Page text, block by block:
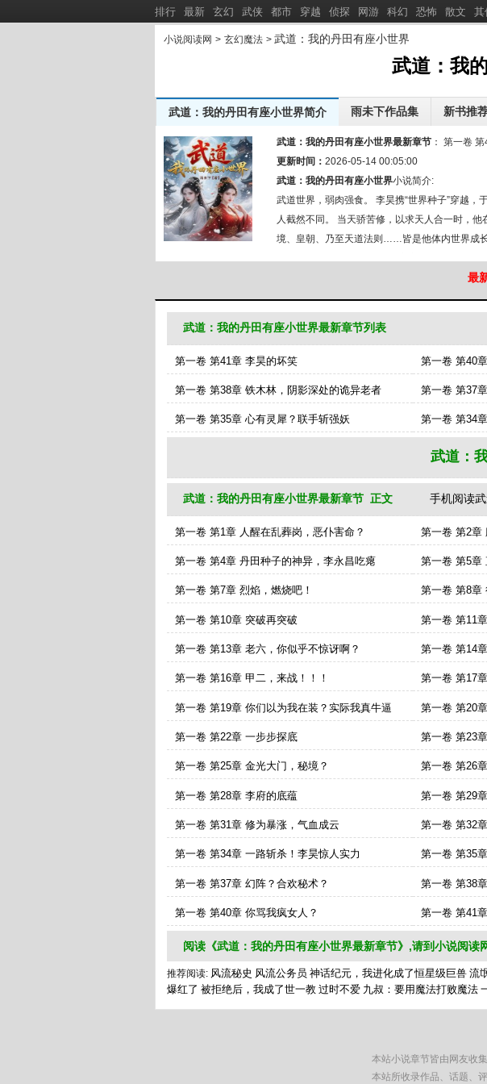
武道：我
小说阅读网 > 玄幻魔法 > 武道：我的丹田有座小世界
享武道：我
武道：我的丹田有座小世界简介 雨未下作品集 新书推
武道：我的丹田有座小世界最新章节 ： 第一卷
更新时间： 2026-05-14 00:05:00
武道：我的丹田有座小世界小说简介:
武道世界，弱肉强食。 李昊携“世界种子”穿越
人截然不同。 当天骄苦修，以求天人合一时，
境、皇朝、乃至天道法则……皆是他体内世界成
雨未下作品集：
新书推荐： 凡人修仙：我让高冷女宗主孕气十足
八零
误春风[新] 七零随军家属院，娇美人是真公主
穿成好孕丑雌，被顶级大佬团宠了[新]
华娱：从绑定天仙开始全能
最
武道：我的丹田有座小世界最新章节列表
第一卷 第41章 李昊的坏笑 第一卷 第40
第一卷 第38章 铁木林，阴影深处的诡异老者 第一卷 第37
第一卷 第35章 心有灵犀？联手斩强妖 第一卷 第34
武道：
武道：我的丹田有座小世界最新章节 正文 手机阅读
第一卷 第1章 人醒在乱葬岗，恶仆害命？ 第一卷 第2章
第一卷 第4章 丹田种子的神异，李永昌吃瘪 第一卷 第5章
第一卷 第7章 烈焰，燃烧吧！ 第一卷 第8章
第一卷 第10章 突破再突破 第一卷 第11
第一卷 第13章 老六，你似乎不惊讶啊？ 第一卷 第14
第一卷 第16章 甲二，来战！！！ 第一卷 第17
第一卷 第19章 你们以为我在装？实际我真牛逼 第一卷 第20
第一卷 第22章 一步步探底 第一卷 第23
第一卷 第25章 金光大门，秘境？ 第一卷 第26
第一卷 第28章 李府的底蕴 第一卷 第29
第一卷 第31章 修为暴涨，气血成云 第一卷 第32
第一卷 第34章 一路斩杀！李昊惊人实力 第一卷 第35
第一卷 第37章 幻阵？合欢秘术？ 第一卷 第38
第一卷 第40章 你骂我疯女人？ 第一卷 第41
阅读《武道：我的丹田有座小世界最新章节》,请到小说阅读
推荐阅读: 风流秘史 风流公务员 神话纪元，我进化成了恒星级巨兽 流
爆红了 被拒绝后，我成了世一教 过时不爱 九叔：要用魔法打败魔法
排行 最新 玄幻 武侠 都市 穿越 侦探 网游 科幻 恐怖 散文 其
武道：我的丹田有座小世界,武道：我的丹田有座小世界最新章节,免费提供
创作,小说阅读网免费提供雨未下小说武道：我的丹田有座小世界,武道：我
武道：我的丹田有座小世界,武道：我的丹田有座小世界最新章节,免费提供
http://www.feishuwx.la/wudaowodedantianyouzuoxiaoshijie/
http://www.feishuwx.la/files/article/image/232/232568/232568s.jpg
本站小说章节皆由网友收
本站所收录作品、话题、